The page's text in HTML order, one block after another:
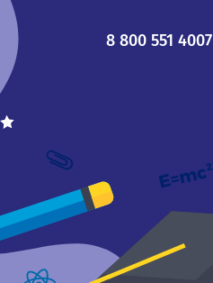
8 800 551 4007